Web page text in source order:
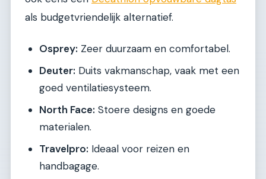
als budgetvriendelijk alternatief.
Osprey: Zeer duurzaam en comfortabel.
Deuter: Duits vakmanschap, vaak met een
goed ventilatiesysteem.
North Face: Stoere designs en goede
materialen.
Travelpro: Ideaal voor reizen en
handbagage.